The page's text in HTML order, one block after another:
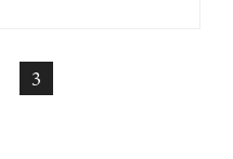
3